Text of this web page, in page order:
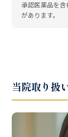
承認医薬品を
があります。
当院取り扱